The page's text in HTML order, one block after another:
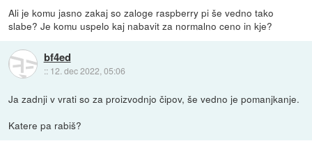
Ali je komu jasno zakaj so zaloge raspberry pi še vedno tako
slabe? Je komu uspelo kaj nabavit za normalno ceno in kje?
bf4ed
:: 12. dec 2022, 05:06
Ja zadnji v vrati so za proizvodnjo čipov, še vedno je pomanjkanje.
Katere pa rabiš?